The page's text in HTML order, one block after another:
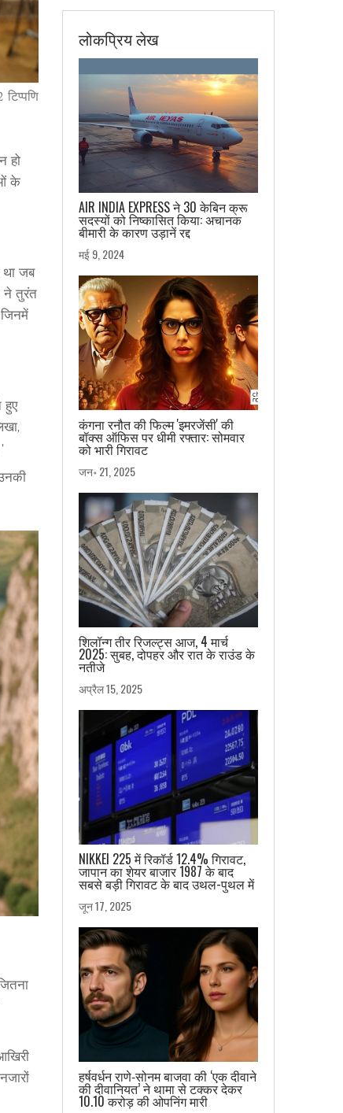
टिप्पणि
हो
के
जब
ने तुरंत
लोकप्रिय लेख
AIR INDIA EXPRESS ने 30 केबिन क्रू
सदस्यों को निष्कासित किया: अचानक
बीमारी के कारण उड़ानें रद्द
मई 9, 2024
कंगना रनौत की फिल्म 'इमरजेंसी' की
बॉक्स ऑफिस पर धीमी रफ्तार: सोमवार
को भारी गिरावट
जन॰ 21, 2025
शिलॉन्ग तीर रिजल्ट्स आज, 4 मार्च
2025: सुबह, दोपहर और रात के राउंड के
नतीजे
अप्रैल 15, 2025
NIKKEI 225 में रिकॉर्ड 12.4% गिरावट,
जापान का शेयर बाजार 1987 के बाद
सबसे बड़ी गिरावट के बाद उथल-पुथल में
जून 17, 2025
हर्षवर्धन राणे‑सोनम बाजवा की ‘एक दीवाने
की दीवानियत’ ने थामा से टक्कर देकर
10.10 करोड़ की ओपनिंग मारी